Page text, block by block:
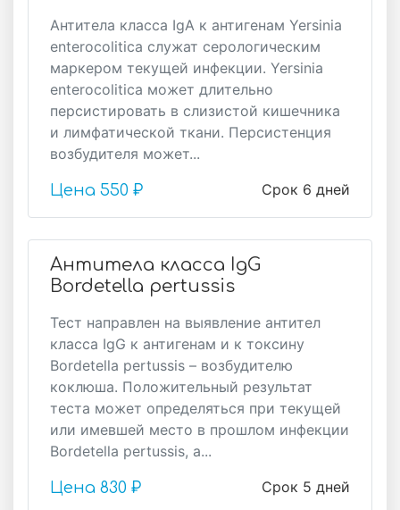
Антитела класса IgA к антигенам Yersinia
enterocolitica служат серологическим
маркером текущей инфекции. Yersinia
enterocolitica может длительно
персистировать в слизистой кишечника
и лимфатической ткани. Персистенция
возбудителя может...
Срок 6 дней
Цена 550 ₽
Антитела класса IgG
Bordetella pertussis
Тест направлен на выявление антител
класса IgG к антигенам и к токсину
Bordetella pertussis – возбудителю
коклюша. Положительный результат
теста может определяться при текущей
или имевшей место в прошлом инфекции
Bordetella pertussis, а...
Срок 5 дней
Цена 830 ₽